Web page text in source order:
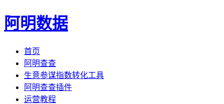
阿明数据
首页
阿明查查
生意参谋指数转化工具
阿明查查插件
运营教程